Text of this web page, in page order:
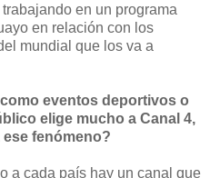
en un programa
en relación con los
mundial que los va a
eventos deportivos o
elige mucho a Canal 4,
fenómeno?
a cada país hay un canal que